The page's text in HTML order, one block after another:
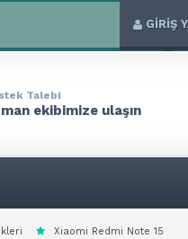
GİRİŞ
Talebi
ekibimize ulaşın
Xiaomi Redmi Note 15